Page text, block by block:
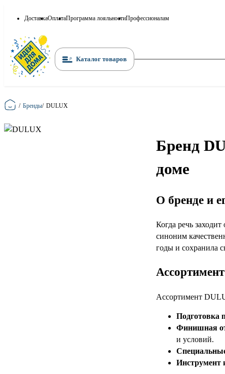
ДоставкаОплатаПрограмма лояльностиПрофессионалам
Каталог товаров
Главная
/ Бренды/ DULUX
Бренд
доме
О бренде и
Когда речь
синоним
годы и сохранила
Ассортимент
Подготовка
Финишная
и условий.
Инструмент